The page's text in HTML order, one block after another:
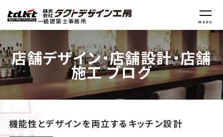
一級建築士事務所 MENU
店舗デザイン・店舗設計・店舗
施工 ブログ
機能性とデザインを両立するキッチン設計